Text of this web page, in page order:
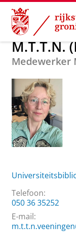
Skip
Content
Skip
Navigation
Over ons
M.T.T.N.
Medewerker
Telefoon:
050 36 35252
E-mail: